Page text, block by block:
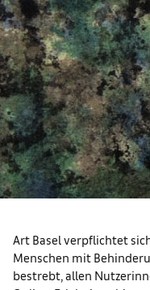
Art Basel verpflichtet
Menschen mit
bestrebt, allen